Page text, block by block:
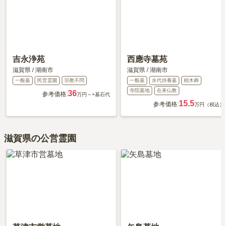
吉永浄苑
滋賀県 /湖南市
一般墓 民営霊園 宗教不問
参考価格:36万円～+墓石代
西應寺墓苑
滋賀県 /湖南市
一般墓 永代供養墓
樹木葬
寺院墓地
在来仏教
参考価格:15.5万円（税込）
滋賀県の公営霊園